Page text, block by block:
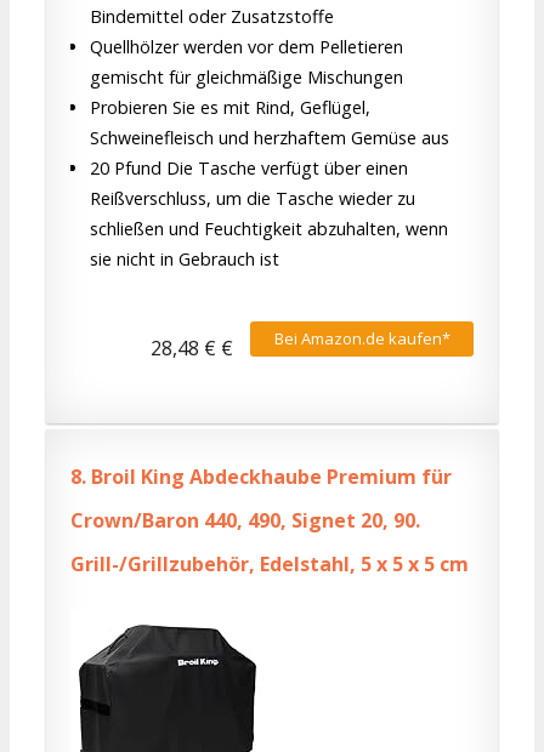
Bindemittel oder Zusatzstoffe
Quellhölzer werden vor dem Pelletieren
gemischt für gleichmäßige Mischungen
Probieren Sie es mit Rind, Geflügel,
Schweinefleisch und herzhaftem Gemüse aus
20 Pfund Die Tasche verfügt über einen
Reißverschluss, um die Tasche wieder zu
schließen und Feuchtigkeit abzuhalten, wenn
sie nicht in Gebrauch ist
Bei Amazon.de kaufen*
28,48 € €
8. Broil King Abdeckhaube Premium für
Crown/Baron 440, 490, Signet 20, 90.
Grill-/Grillzubehör, Edelstahl, 5 x 5 x 5 cm